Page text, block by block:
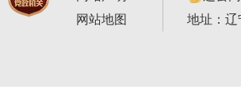
网站地图
地址：辽